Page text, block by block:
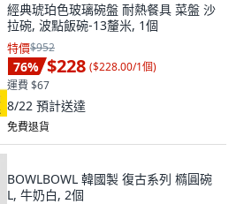
經典琥珀色玻璃碗盤 耐熱餐具 菜盤 沙
拉碗, 波點飯碗-13釐米, 1個
特價$952
76% $228 ($228.00/1個)
運費 $67
8/22 預計送達
免費退貨
BOWLBOWL 韓國製 復古系列 橢圓碗
L, 牛奶白, 2個